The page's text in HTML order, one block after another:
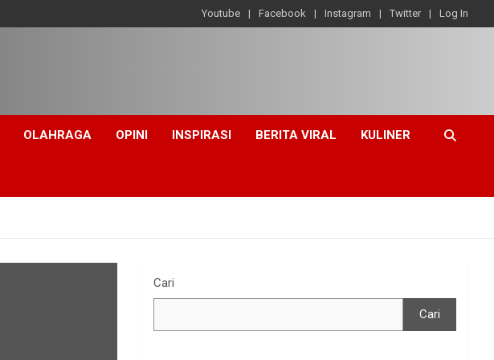
Youtube Facebook Instagram Twitter Log In
OLAHRAGA OPINI INSPIRASI BERITA VIRAL KULINER
Cari
Cari